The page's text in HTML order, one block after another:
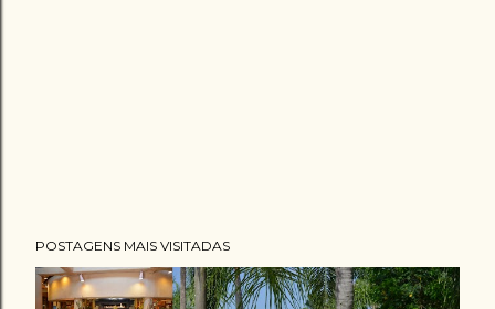
POSTAGENS MAIS VISITADAS